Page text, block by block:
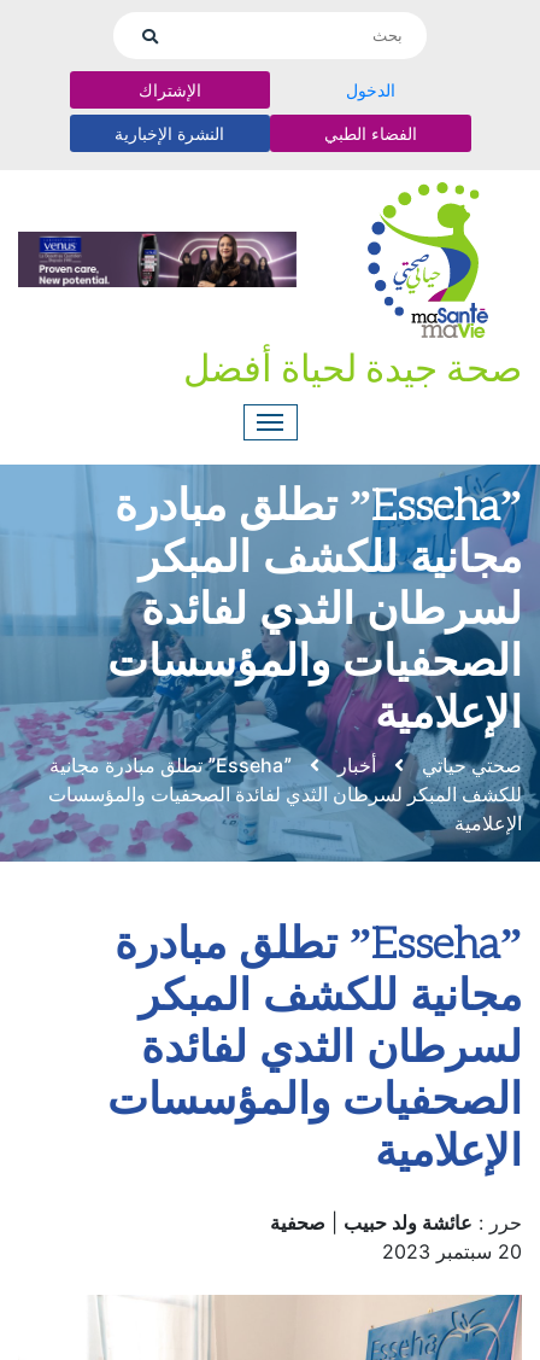
الدخول الإشتراك
الفضاء الطبي النشرة الإخبارية
صحة جيدة لحياة أفضل
ˮEssehaˮ تطلق مبادرة
مجانية للكشف المبكر
لسرطان الثدي لفائدة
الصحفيات والمؤسسات
الإعلامية
صحتي حياتي أخبار
ˮEssehaˮ تطلق مبادرة مجانية
للكشف المبكر لسرطان الثدي لفائدة الصحفيات والمؤسسات
الإعلامية
ˮEssehaˮ تطلق مبادرة
مجانية للكشف المبكر
لسرطان الثدي لفائدة
الصحفيات والمؤسسات
الإعلامية
حرر : عائشة ولد حبيب
صحفية
20 سبتمبر 2023